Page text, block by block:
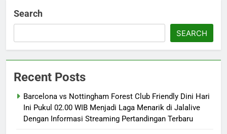
Search
SEARCH
Recent Posts
Barcelona vs Nottingham Forest Club Friendly Dini Hari
Ini Pukul 02.00 WIB Menjadi Laga Menarik di Jalalive
Dengan Informasi Streaming Pertandingan Terbaru